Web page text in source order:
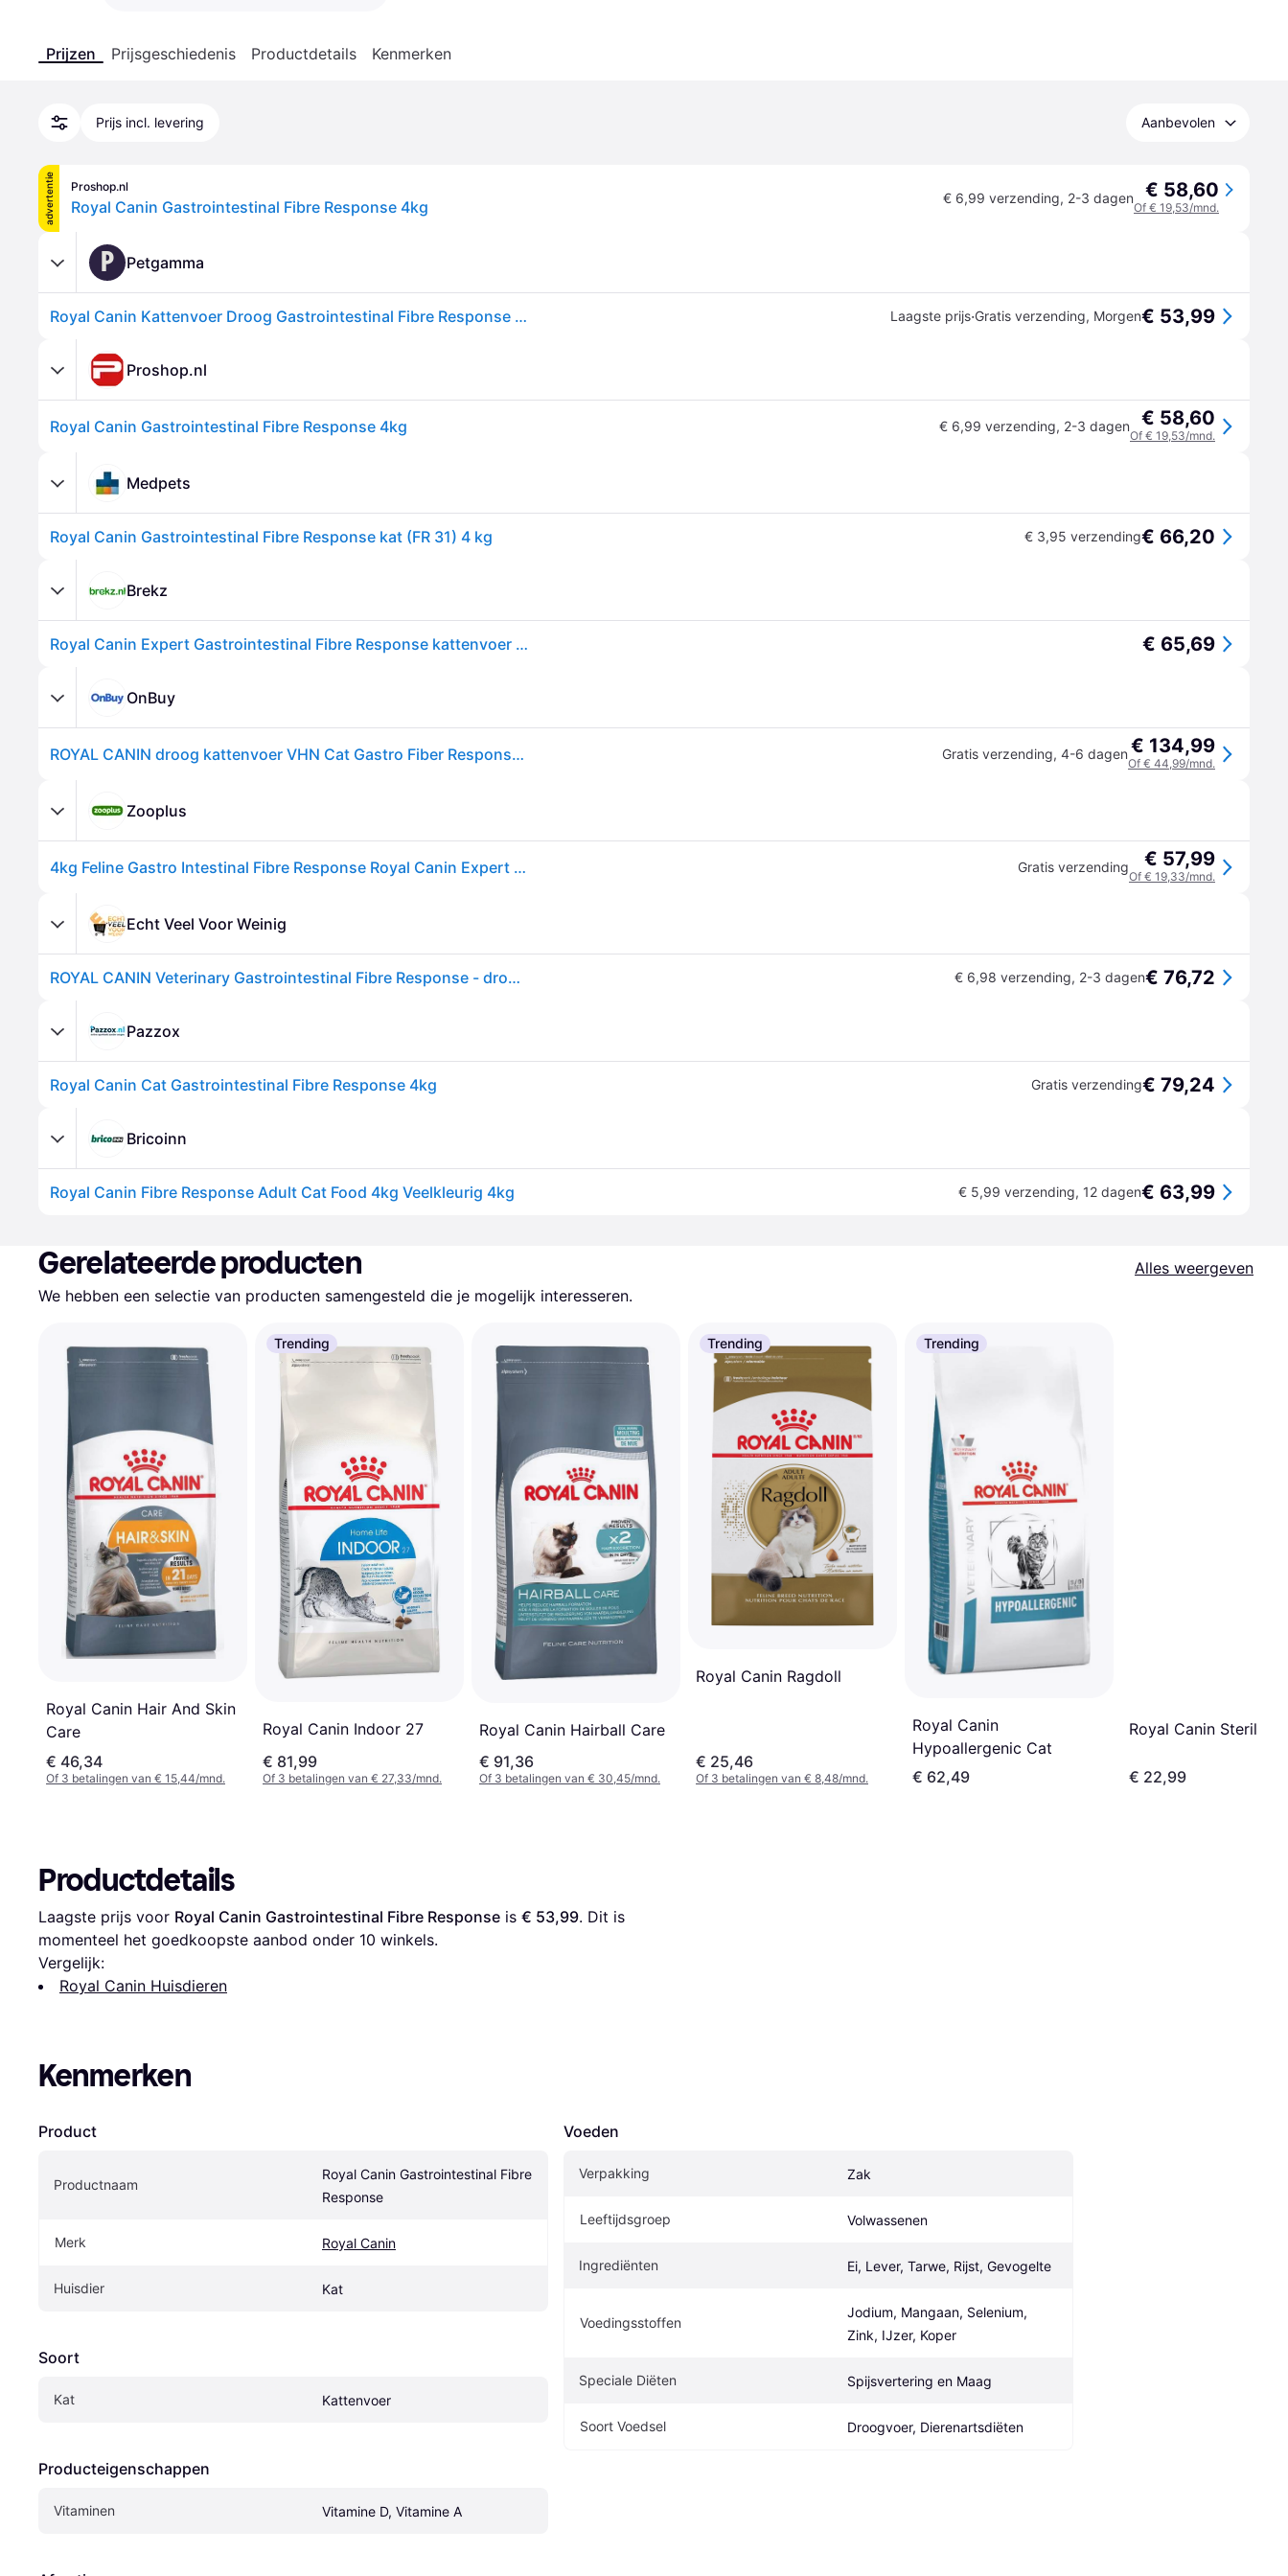
Prijzen Prijsgeschiedenis Productdetails Kenmerken
Prijs incl. levering Aanbevolen
advertentie Proshop.nl
Royal Canin Gastrointestinal Fibre Response 4kg € 6,99 verzending, 2-3 dagen € 58,60
Of € 19,53/mnd.
P Petgamma
Royal Canin Kattenvoer Droog Gastrointestinal Fibre Response 4 kg Laagste prijs·Gratis verzending, Morgen€ 53,99
Proshop.nl
Royal Canin Gastrointestinal Fibre Response 4kg € 6,99 verzending, 2-3 dagen € 58,60
Of € 19,53/mnd.
Medpets
Royal Canin Gastrointestinal Fibre Response kat (FR 31) 4 kg € 3,95 verzending€ 66,20
Brekz
Royal Canin Expert Gastrointestinal Fibre Response kattenvoer 4 kg € 65,69
OnBuy
ROYAL CANIN droog kattenvoer VHN Cat Gastro Fiber Response 4 kg Gratis verzending, 4-6 dagen € 134,99
Of € 44,99/mnd.
Zooplus
4kg Feline Gastro Intestinal Fibre Response Royal Canin Expert Kattenvoer Gratis verzending € 57,99
Of € 19,33/mnd.
Echt Veel Voor Weinig
ROYAL CANIN Veterinary Gastrointestinal Fibre Response - droog kattenvoer - 4kg € 6,98 verzending, 2-3 dagen€ 76,72
Pazzox
Royal Canin Cat Gastrointestinal Fibre Response 4kg Gratis verzending€ 79,24
Bricoinn
Royal Canin Fibre Response Adult Cat Food 4kg Veelkleurig 4kg € 5,99 verzending, 12 dagen€ 63,99
Gerelateerde producten
Alles weergeven
We hebben een selectie van producten samengesteld die je mogelijk interesseren.
Royal Canin Hair And Skin
Care
€ 46,34
Of 3 betalingen van € 15,44/mnd.
Trending
Royal Canin Indoor 27
€ 81,99
Of 3 betalingen van € 27,33/mnd.
Royal Canin Hairball Care
€ 91,36
Of 3 betalingen van € 30,45/mnd.
Trending
Royal Canin Ragdoll
€ 25,46
Of 3 betalingen van € 8,48/mnd.
Trending
Royal Canin
Hypoallergenic Cat
€ 62,49
Royal Canin
€ 22,99
Productdetails
Laagste prijs voor Royal Canin Gastrointestinal Fibre Response is € 53,99. Dit is
momenteel het goedkoopste aanbod onder 10 winkels.
Vergelijk:
Royal Canin Huisdieren
Kenmerken
Product
Productnaam
Royal Canin Gastrointestinal Fibre
Response
Merk Royal Canin
Huisdier Kat
Soort
Kat Kattenvoer
Producteigenschappen
Vitaminen Vitamine D, Vitamine A
Voeden
Verpakking Zak
Leeftijdsgroep Volwassenen
Ingrediënten Ei, Lever, Tarwe, Rijst, Gevogelte
Voedingsstoffen
Jodium, Mangaan, Selenium,
Zink, IJzer, Koper
Speciale Diëten Spijsvertering en Maag
Soort Voedsel Droogvoer, Dierenartsdiëten